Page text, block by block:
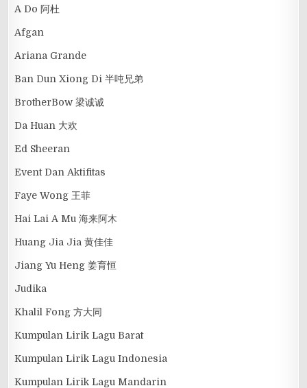
A Do 阿杜
Afgan
Ariana Grande
Ban Dun Xiong Di 半吨兄弟
BrotherBow 梁诚诚
Da Huan 大欢
Ed Sheeran
Event Dan Aktifitas
Faye Wong 王菲
Hai Lai A Mu 海来阿木
Huang Jia Jia 黄佳佳
Jiang Yu Heng 姜育恒
Judika
Khalil Fong 方大同
Kumpulan Lirik Lagu Barat
Kumpulan Lirik Lagu Indonesia
Kumpulan Lirik Lagu Mandarin